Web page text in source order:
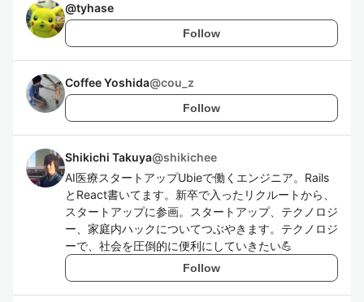
@tyhase
Follow
Coffee Yoshida@cou_z
Follow
Shikichi Takuya@shikichee
AI医療スタートアップUbieで働くエンジニア。Rails
とReact書いてます。新卒で入ったリクルートから、
スタートアップに参画。スタートアップ、テクノロジ
ー、家庭内ハックについてつぶやきます。テクノロジ
ーで、社会を圧倒的に便利にしていきたい💪
Follow